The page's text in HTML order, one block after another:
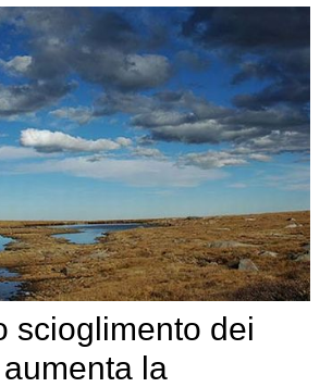
scioglimento dei
la